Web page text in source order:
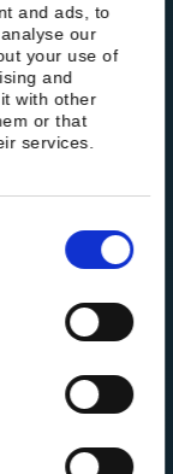
and ads, to
our
your use of
and
with other
or that
services.
como
direitos